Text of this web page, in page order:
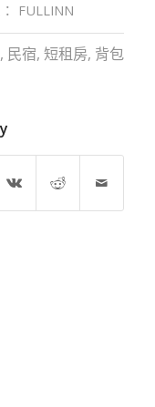
FULLINN
, 民宿, 短租房, 背包